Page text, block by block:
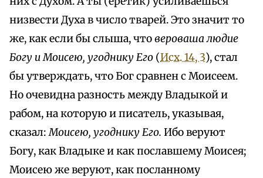
низвести Духа в число тварей. Это значит то
же, как если бы слыша, чтовероваша людие
Богу и Моисею, угоднику Его (Исх. 14, 3), стал
бы утверждать, что Бог сравнен с Моисеем.
Но очевидна разность между Владыкой и
рабом, на которую и писатель, указывая,
сказал:Моисею, угоднику Его. Ибо веруют
Богу, как Владыке и как пославшему Моисея;
Моисею же веруют, как посланному